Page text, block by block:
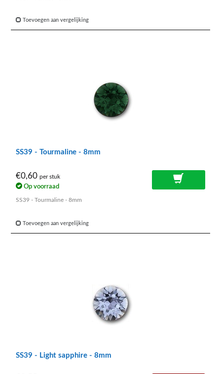
Toevoegen aan vergelijking
SS39 - Tourmaline - 8mm
€0,60 per stuk
Op voorraad
SS39 - Tourmaline - 8mm
Toevoegen aan vergelijking
SS39 - Light sapphire - 8mm